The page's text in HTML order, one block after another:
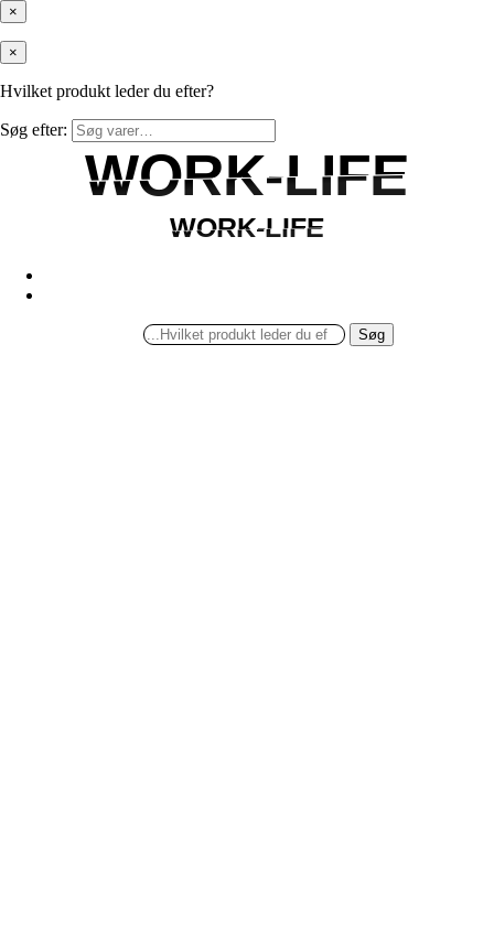
×
×
Hvilket produkt leder du efter?
Søg efter:
WORK-LIFE
WORK-LIFE
WORK-LIFE
WORK-LIFE
Søg